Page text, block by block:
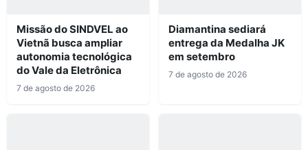
Missão do SINDVEL ao
Vietnã busca ampliar
autonomia tecnológica
do Vale da Eletrônica
7 de agosto de 2026
Diamantina sediará
entrega da Medalha JK
em setembro
7 de agosto de 2026